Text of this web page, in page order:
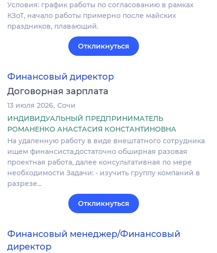
Условия: график работы по согласованию в рамках
КЗоТ, начало работы примерно после майских
праздников, плавающий.
Откликнуться
Финансовый директор
Договорная зарплата
13 июля 2026 Сочи
ИНДИВИДУАЛЬНЫЙ ПРЕДПРИНИМАТЕЛЬ
РОМАНЕНКО АНАСТАСИЯ КОНСТАНТИНОВНА
На удаленную работу в виде внештатного сотрудника
ищем финансиста,достаточно обширная разовая
проектная работа, далее консультативная по мере
необходимости Задачи: - изучить группу компаний в
разрезе…
Откликнуться
Финансовый менеджер/Финансовый
директор